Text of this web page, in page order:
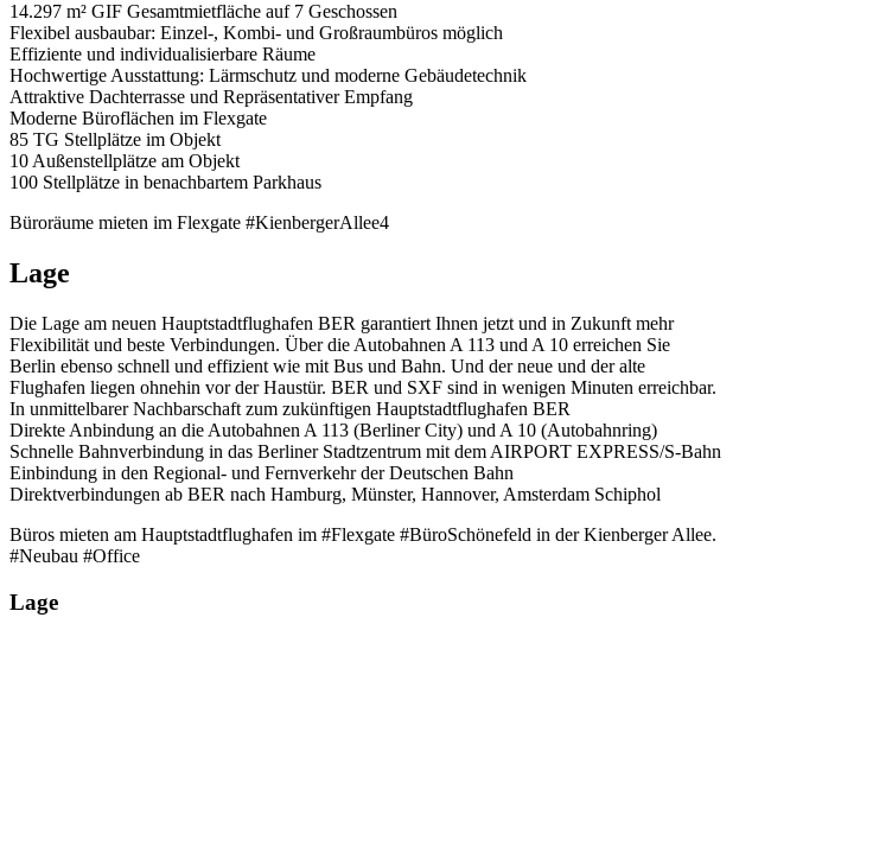
14.297 m² GIF Gesamtmietfläche auf 7 Geschossen
Flexibel ausbaubar: Einzel-, Kombi- und Großraumbüros möglich
Effiziente und individualisierbare Räume
Hochwertige Ausstattung: Lärmschutz und moderne Gebäudetechnik
Attraktive Dachterrasse und Repräsentativer Empfang
Moderne Büroflächen im Flexgate
85 TG Stellplätze im Objekt
10 Außenstellplätze am Objekt
100 Stellplätze in benachbartem Parkhaus
Büroräume mieten im Flexgate #KienbergerAllee4
Lage
Die Lage am neuen Hauptstadtflughafen BER garantiert Ihnen jetzt und in Zukunft mehr
Flexibilität und beste Verbindungen. Über die Autobahnen A 113 und A 10 erreichen Sie
Berlin ebenso schnell und effizient wie mit Bus und Bahn. Und der neue und der alte
Flughafen liegen ohnehin vor der Haustür. BER und SXF sind in wenigen Minuten erreichbar.
In unmittelbarer Nachbarschaft zum zukünftigen Hauptstadtflughafen BER
Direkte Anbindung an die Autobahnen A 113 (Berliner City) und A 10 (Autobahnring)
Schnelle Bahnverbindung in das Berliner Stadtzentrum mit dem AIRPORT EXPRESS/S-Bahn
Einbindung in den Regional- und Fernverkehr der Deutschen Bahn
Direktverbindungen ab BER nach Hamburg, Münster, Hannover, Amsterdam Schiphol
Büros mieten am Hauptstadtflughafen im #Flexgate #BüroSchönefeld in der Kienberger Allee.
#Neubau #Office
Lage